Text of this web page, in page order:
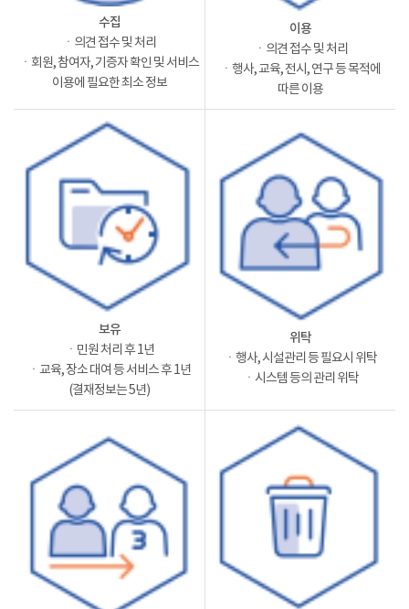
수집
ㆍ의견 접수 및 처리
ㆍ회원, 참여자, 기증자 확인 및 서비스
이용에 필요한 최소 정보
이용
ㆍ의견 접수 및 처리
ㆍ행사, 교육, 전시, 연구 등 목적에
따른 이용
보유
ㆍ민원 처리 후 1년
ㆍ교육, 장소 대여 등 서비스 후 1년
(결재정보는 5년)
위탁
ㆍ행사, 시설관리 등 필요시 위탁
ㆍ시스템 등의 관리 위탁